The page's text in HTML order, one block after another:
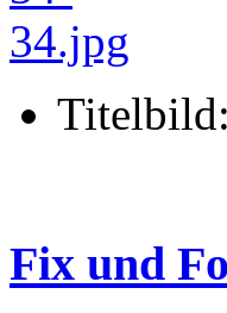
Titelbild:
Fix und